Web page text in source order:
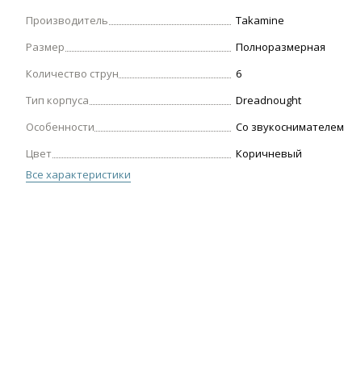
Производитель
Takamine
Размер
Полноразмерная
Количество струн
6
Тип корпуса
Dreadnought
Особенности
Со звукоснимателем
Цвет
Коричневый
Все характеристики